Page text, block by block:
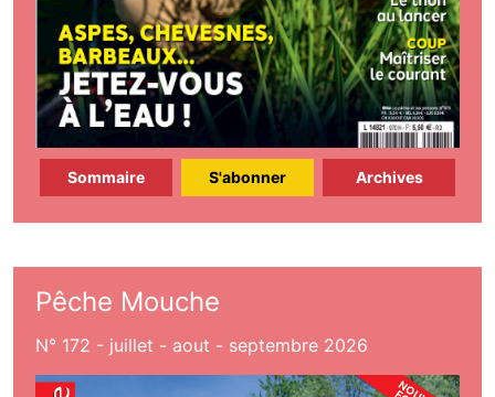
Sommaire S'abonner Archives
Pêche Mouche
N° 172 - juillet - aout - septembre 2026